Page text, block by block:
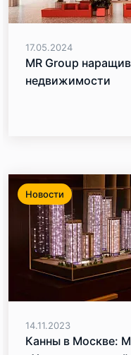
17.05.2024
MR Group
недвижимости
Новости
14.11.2023
Канны в Москве: